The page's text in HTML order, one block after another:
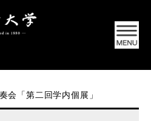
「第二回学内個展」